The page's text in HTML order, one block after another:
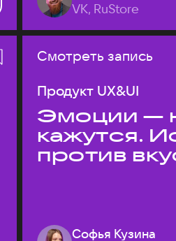
VK, RuStore
Смотреть запись
Продукт UX&UI
Эмоции —
кажутся.
против
Софья Кузина